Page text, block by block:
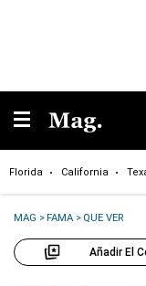
Florida California
MAG >FAMA > QUE VER
Añadir El